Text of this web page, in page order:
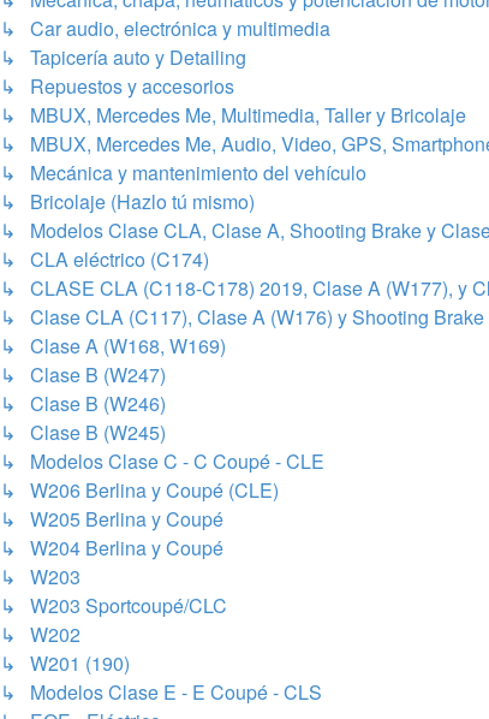
↳ Car audio, electrónica y multimedia
↳ Tapicería auto y Detailing
↳ Repuestos y accesorios
↳ MBUX, Mercedes Me, Multimedia, Taller y Bricolaje
↳ MBUX, Mercedes Me, Audio, Video, GPS,
↳ Mecánica y mantenimiento del vehículo
↳ Bricolaje (Hazlo tú mismo)
↳ Modelos Clase CLA, Clase A, Shooting Brake y
↳ CLA eléctrico (C174)
↳ CLASE CLA (C118-C178) 2019, Clase A (W177), y
↳ Clase CLA (C117), Clase A (W176) y Shooting Brake
↳ Clase A (W168, W169)
↳ Clase B (W247)
↳ Clase B (W246)
↳ Clase B (W245)
↳ Modelos Clase C - C Coupé - CLE
↳ W206 Berlina y Coupé (CLE)
↳ W205 Berlina y Coupé
↳ W204 Berlina y Coupé
↳ W203
↳ W203 Sportcoupé/CLC
↳ W202
↳ W201 (190)
↳ Modelos Clase E - E Coupé - CLS